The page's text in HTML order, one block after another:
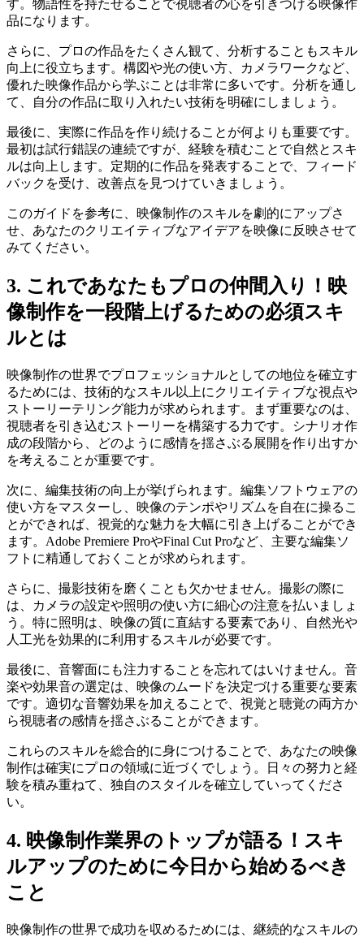
す。物語性を持たせることで視聴者の心を引きつける映像作
品になります。
さらに、プロの作品をたくさん観て、分析することもスキル
向上に役立ちます。構図や光の使い方、カメラワークなど、
優れた映像作品から学ぶことは非常に多いです。分析を通し
て、自分の作品に取り入れたい技術を明確にしましょう。
最後に、実際に作品を作り続けることが何よりも重要です。
最初は試行錯誤の連続ですが、経験を積むことで自然とスキ
ルは向上します。定期的に作品を発表することで、フィード
バックを受け、改善点を見つけていきましょう。
このガイドを参考に、映像制作のスキルを劇的にアップさ
せ、あなたのクリエイティブなアイデアを映像に反映させて
みてください。
3. これであなたもプロの仲間入り！映
像制作を一段階上げるための必須スキ
ルとは
映像制作の世界でプロフェッショナルとしての地位を確立す
るためには、技術的なスキル以上にクリエイティブな視点や
ストーリーテリング能力が求められます。まず重要なのは、
視聴者を引き込むストーリーを構築する力です。シナリオ作
成の段階から、どのように感情を揺さぶる展開を作り出すか
を考えることが重要です。
次に、編集技術の向上が挙げられます。編集ソフトウェアの
使い方をマスターし、映像のテンポやリズムを自在に操るこ
とができれば、視覚的な魅力を大幅に引き上げることができ
ます。Adobe Premiere ProやFinal Cut Proなど、主要な編集ソ
フトに精通しておくことが求められます。
さらに、撮影技術を磨くことも欠かせません。撮影の際に
は、カメラの設定や照明の使い方に細心の注意を払いましょ
う。特に照明は、映像の質に直結する要素であり、自然光や
人工光を効果的に利用するスキルが必要です。
最後に、音響面にも注力することを忘れてはいけません。音
楽や効果音の選定は、映像のムードを決定づける重要な要素
です。適切な音響効果を加えることで、視覚と聴覚の両方か
ら視聴者の感情を揺さぶることができます。
これらのスキルを総合的に身につけることで、あなたの映像
制作は確実にプロの領域に近づくでしょう。日々の努力と経
験を積み重ねて、独自のスタイルを確立していってくださ
い。
4. 映像制作業界のトップが語る！スキ
ルアップのために今日から始めるべき
こと
映像制作の世界で成功を収めるためには、継続的なスキルの